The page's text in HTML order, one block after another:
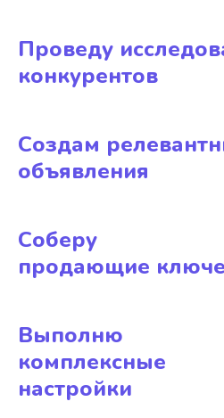
Проведу
конкурентов
Создам
объявления
Соберу
продающие
Выполню
комплексные
настройки